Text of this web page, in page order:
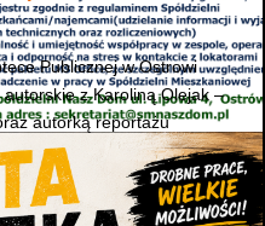
Publicznej w Ostrowi
autorskie z Karoliną Olejak –
autorką reportażu